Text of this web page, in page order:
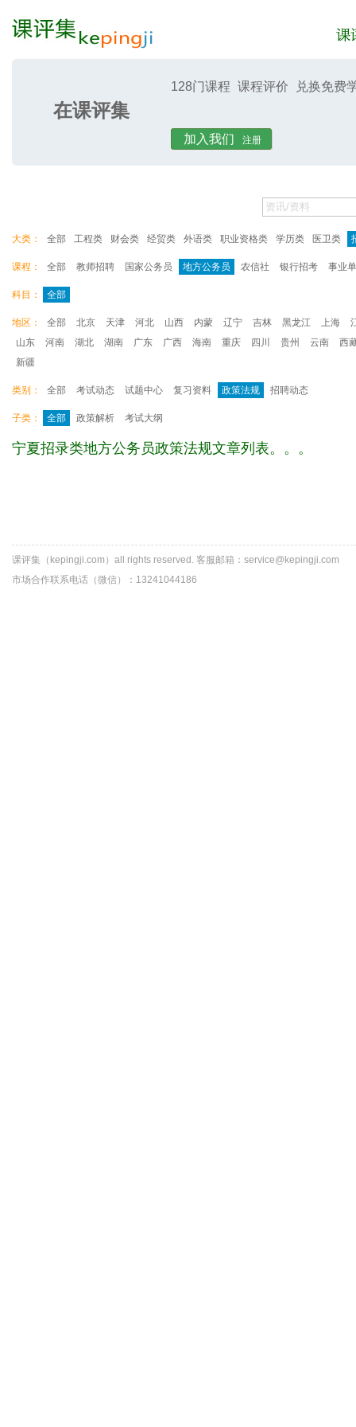
课评集在课评集
128门课程 课程评价 兑换免费
加入我们 注册
大类： 全部 工程类 财会类 经贸类 外语类 职业资格类 学历类 医卫类
课程： 全部 教师招聘 国家公务员 地方公务员 农信社 银行招考 事业
科目： 全部
地区： 全部 北京 天津 河北 山西 内蒙 辽宁 吉林 黑龙江 上海
山东
河南 湖北 湖南 广东 广西 海南 重庆 四川 贵州 云南
西
新疆
类别： 全部 考试动态 试题中心 复习资料 政策法规 招聘动态
子类： 全部 政策解析 考试大纲
宁夏招录类地方公务员政策法规文章列表。。。
课评集（kepingji.com）all rights reserved. 客服邮箱：service@kepingji.com
市场合作联系电话（微信）：13241044186